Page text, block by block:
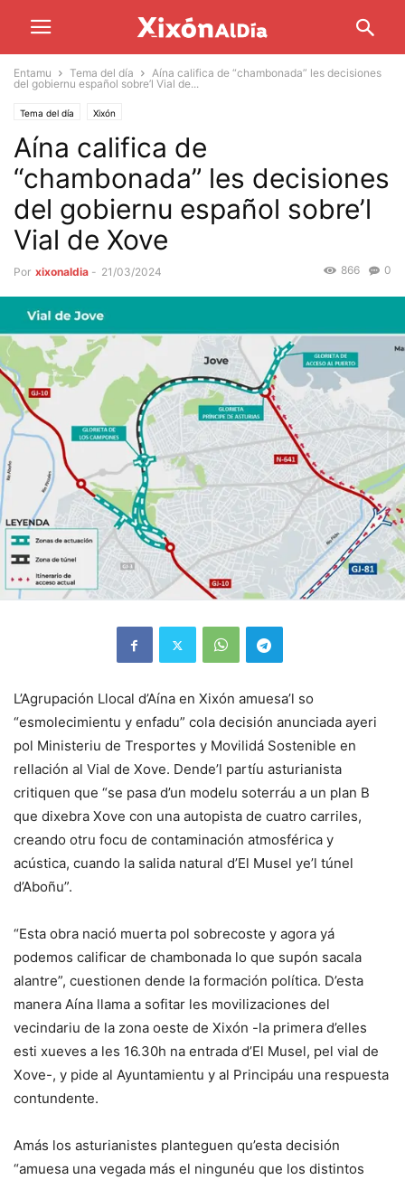
Entamu Tema del día
Aína califica de “chambonada” les decisiones
del gobiernu español sobre’l Vial de...
Tema del día Xixón
Aína califica de
“chambonada” les decisiones
del gobiernu español sobre’l
Vial de Xove
Por xixonaldia - 21/03/2024 0
866
L’Agrupación Llocal d’Aína en Xixón amuesa’l so
“esmolecimientu y enfadu” cola decisión anunciada ayeri
pol Ministeriu de Tresportes y Movilidá Sostenible en
rellación al Vial de Xove. Dende’l partíu asturianista
critiquen que “se pasa d’un modelu soterráu a un plan B
que dixebra Xove con una autopista de cuatro carriles,
creando otru focu de contaminación atmosférica y
acústica, cuando la salida natural d’El Musel ye’l túnel
d’Aboñu”.
“Esta obra nació muerta pol sobrecoste y agora yá
podemos calificar de chambonada lo que supón sacala
alantre”, cuestionen dende la formación política. D’esta
manera Aína llama a sofitar les movilizaciones del
vecindariu de la zona oeste de Xixón -la primera d’elles
esti xueves a les 16.30h na entrada d’El Musel, pel vial de
Xove-, y pide al Ayuntamientu y al Principáu una respuesta
contundente.
Amás los asturianistes planteguen qu’esta decisión
“amuesa una vegada más el ningunéu que los distintos